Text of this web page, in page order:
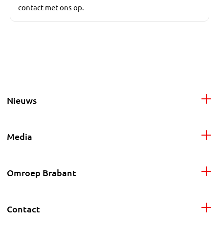
contact met ons op.
Nieuws
Media
Omroep Brabant
Contact